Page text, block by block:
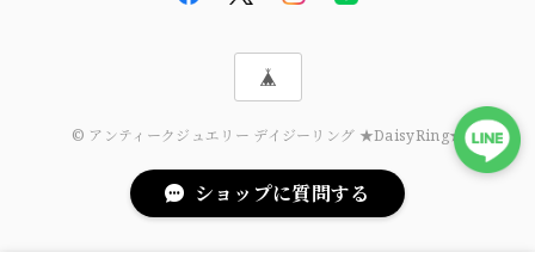
© アンティークジュエリー デイジーリング ★DaisyRing★
ショップに質問する